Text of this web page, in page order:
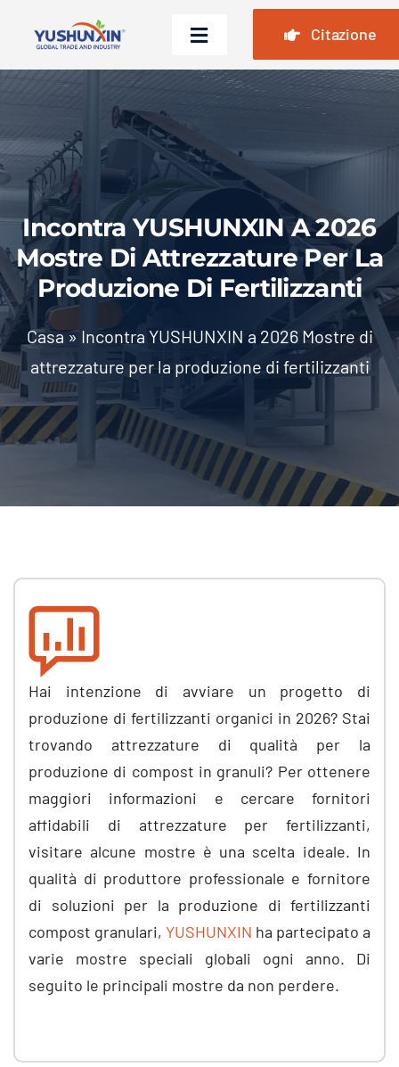
contenuto
Attiva/disattiva
navigazione
Prodotti
Casi
Domande frequenti
Notizia
Chi siamo
Contattaci
Citazione
Incontra YUSHUNXIN A 2026
Mostre Di Attrezzature Per La
Produzione Di Fertilizzanti
Casa»Incontra YUSHUNXIN a 2026 Mostre di
attrezzature per la produzione di fertilizzanti
Hai intenzione di avviare un progetto di
produzione di fertilizzanti organici in 2026? Stai
trovando attrezzature di qualità per la
produzione di compost in granuli? Per ottenere
maggiori informazioni e cercare fornitori
affidabili di attrezzature per fertilizzanti,
visitare alcune mostre è una scelta ideale. In
qualità di produttore professionale e fornitore
di soluzioni per la produzione di fertilizzanti
compost granulari, YUSHUNXIN ha partecipato a
varie mostre speciali globali ogni anno. Di
seguito le principali mostre da non perdere.